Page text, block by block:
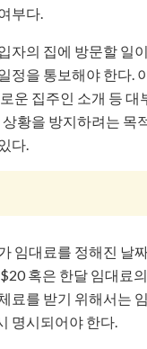
부다.
자의 집에 방문할 일
정을 통보해야 한다.
운 집주인 소개 등 대
상황을 방지하려는 목
다.
임대료를 정해진 날
혹은 한달 임대료
료를 받기 위해서는
명시되어야 한다.